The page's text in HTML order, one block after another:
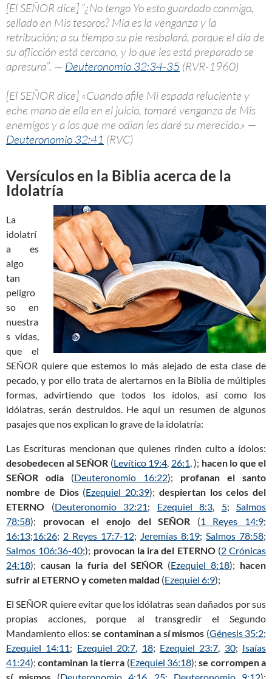
[El SEÑOR dice] “¿No tengo Yo esto guardado conmigo,
sellado en Mis tesoros? Mía es la venganza y la
retribución; a su tiempo su pie resbalará, porque el día de
su aflicción está cercano, y lo que les está preparado se
apresura”. — Deuteronomio 32:34-35 (RVR-1960)
[El SEÑOR dice] «Cuando afile Mi espada reluciente y
eche mano de ella en el juicio, tomaré venganza de Mis
enemigos y a los que me odian les daré su merecido.» —
Deuteronomio 32:41 (RVC)
Versículos en la Biblia acerca de la
Idolatría
La
idolatrí
a es
algo
tan
peligro
so en
nuestra
s vidas,
que el
SEÑOR quiere que estemos lo más alejado de esta clase de
pecado, y por ello trata de alertarnos en la Biblia de múltiples
formas, advirtiendo que todos los ídolos, así como los
idólatras, serán destruidos. He aquí un resumen de algunos
pasajes que nos explican lo grave de la idolatría:
Las Escrituras mencionan que quienes rinden culto a ídolos:
desobedecen alSEÑOR (Levítico 19:4, 26:1, ); hacen lo que el
SEÑOR odia (Deuteronomio 16:22); profanan el santo
nombre de Dios(Ezequiel 20:39); despiertan los celos del
ETERNO (Deuteronomio 32:21; Ezequiel 8:3, 5; Salmos
78:58); provocan el enojo delSEÑOR (1 Reyes 14:9;
16:13;16:26; 2 Reyes 17:7-12; Jeremías 8:19; Salmos 78:58;
Salmos 106:36-40;); provocan la ira del ETERNO(2 Crónicas
24:18); causan la furia delSEÑOR (Ezequiel 8:18); hacen
sufrir al ETERNOy cometen maldad (Ezequiel 6:9);
El SEÑOR quiere evitar que los idólatras sean dañados por sus
propias acciones, porque al transgredir el Segundo
Mandamiento ellos: se contaminan a sí mismos (Génesis 35:2;
Ezequiel 14:11; Ezequiel 20:7, 18; Ezequiel 23:7, 30; Isaías
41:24);contaminan la tierra (Ezequiel 36:18);se corrompen a